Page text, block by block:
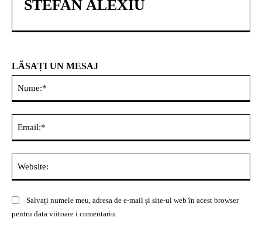
STEFAN ALEXIU
LĂSAȚI UN MESAJ
Salvați numele meu, adresa de e-mail și site-ul web în acest browser
pentru data viitoare i comentariu.